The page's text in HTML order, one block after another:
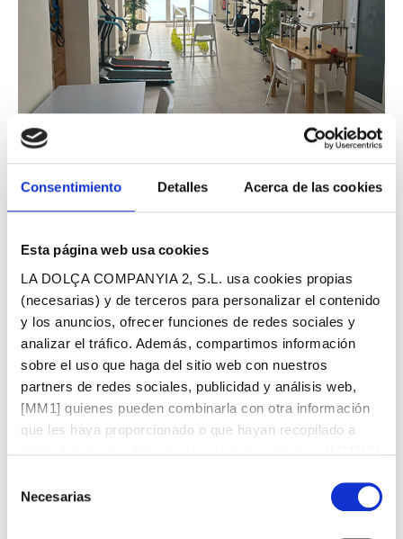
Consentimiento Detalles Acerca de las cookies
Esta página web usa cookies
LA DOLÇA COMPANYIA 2, S.L. usa cookies propias
(necesarias) y de terceros para personalizar el contenido
y los anuncios, ofrecer funciones de redes sociales y
analizar el tráfico. Además, compartimos información
sobre el uso que haga del sitio web con nuestros
partners de redes sociales, publicidad y análisis web,
[MM1] quienes pueden combinarla con otra información
que les haya proporcionado o que hayan recopilado a
referencia al uso de las cookies que hay en la web.
Necesarias
¿QUE HACEMOS?
Nuestros Servicios
Cocina propia y atención a las preferencias y necesidades
dietéticas
Control y preparación de la medicación
Fisioterapia diaria individual y colectiva
Estimulación cognitiva diaria individual y colectiva
Terapia asistida con animales
Musicoterapia
Juegos lúdicos
Podología